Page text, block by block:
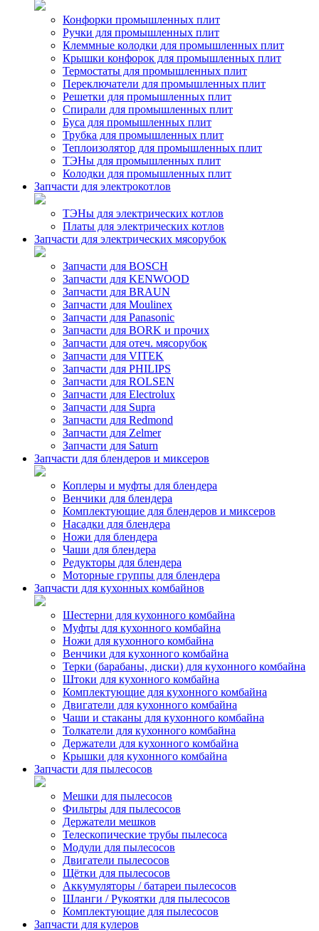
Конфорки промышленных плит
Ручки для промышленных плит
Клеммные колодки для промышленных плит
Крышки конфорок для промышленных плит
Термостаты для промышленных плит
Переключатели для промышленных плит
Решетки для промышленных плит
Спирали для промышленных плит
Буса для промышленных плит
Трубка для промышленных плит
Теплоизолятор для промышленных плит
ТЭНы для промышленных плит
Колодки для промышленных плит
Запчасти для электрокотлов
ТЭНы для электрических котлов
Платы для электрических котлов
Запчасти для электрических мясорубок
Запчасти для BOSCH
Запчасти для KENWOOD
Запчасти для BRAUN
Запчасти для Moulinex
Запчасти для Panasonic
Запчасти для BORK и прочих
Запчасти для отеч. мясорубок
Запчасти для VITEK
Запчасти для PHILIPS
Запчасти для ROLSEN
Запчасти для Electrolux
Запчасти для Supra
Запчасти для Redmond
Запчасти для Zelmer
Запчасти для Saturn
Запчасти для блендеров и миксеров
Коплеры и муфты для блендера
Венчики для блендера
Комплектующие для блендеров и миксеров
Насадки для блендера
Ножи для блендера
Чаши для блендера
Редукторы для блендера
Моторные группы для блендера
Запчасти для кухонных комбайнов
Шестерни для кухонного комбайна
Муфты для кухонного комбайна
Ножи для кухонного комбайна
Венчики для кухонного комбайна
Терки (барабаны, диски) для кухонного комбайна
Штоки для кухонного комбайна
Комплектующие для кухонного комбайна
Двигатели для кухонного комбайна
Чаши и стаканы для кухонного комбайна
Толкатели для кухонного комбайна
Держатели для кухонного комбайна
Крышки для кухонного комбайна
Запчасти для пылесосов
Мешки для пылесосов
Фильтры для пылесосов
Держатели мешков
Телескопические трубы пылесоса
Модули для пылесосов
Двигатели пылесосов
Щётки для пылесосов
Аккумуляторы / батареи пылесосов
Шланги / Рукоятки для пылесосов
Комплектующие для пылесосов
Запчасти для кулеров